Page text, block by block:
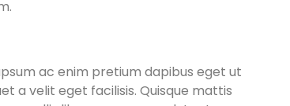
ac enim pretium dapibus eget ut
a velit eget facilisis. Quisque mattis